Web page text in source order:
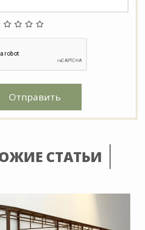
Отправить
СТАТЬИ